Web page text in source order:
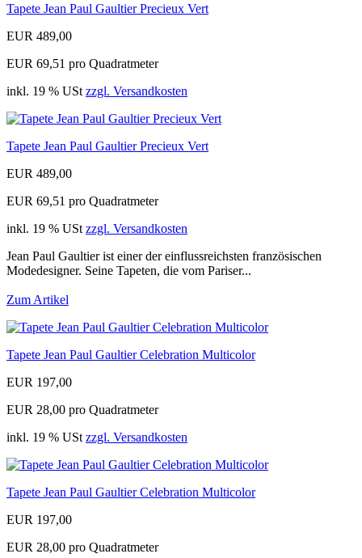
Tapete Jean Paul Gaultier Precieux Vert
EUR 489,00
EUR 69,51 pro Quadratmeter
inkl. 19 % USt zzgl. Versandkosten
Tapete Jean Paul Gaultier Precieux Vert
EUR 489,00
EUR 69,51 pro Quadratmeter
inkl. 19 % USt zzgl. Versandkosten
Jean Paul Gaultier ist einer der einflussreichsten französischen
Modedesigner. Seine Tapeten, die vom Pariser...
Zum Artikel
Tapete Jean Paul Gaultier Celebration Multicolor
EUR 197,00
EUR 28,00 pro Quadratmeter
inkl. 19 % USt zzgl. Versandkosten
Tapete Jean Paul Gaultier Celebration Multicolor
EUR 197,00
EUR 28,00 pro Quadratmeter